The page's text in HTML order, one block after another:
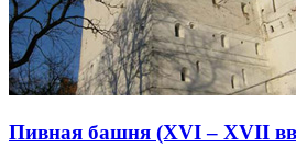
Пивная башня (XVI – XVII